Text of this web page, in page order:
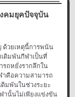
คมยุคปัจจุบัน
ด้วยเหตุนี้การพนัน
ดิมพันกีฬาเป็นที่
รถหยั่งรากลึกใน
คือความสามารถ
มพันในช่วงระยะ
านั้นไม่เพียงแข่งขัน